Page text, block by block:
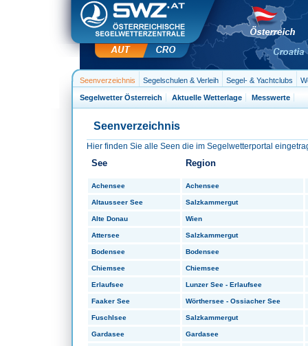
Seenverzeichnis Segelschulen & Verleih Segel- & Yachtclubs
Segelwetter Österreich Aktuelle Wetterlage Messwerte
Seenverzeichnis
Hier finden Sie alle Seen die im Segelwetterportal
See Region
Achensee Achensee
Altausseer See Salzkammergut
Alte Donau Wien
Attersee Salzkammergut
Bodensee Bodensee
Chiemsee Chiemsee
Erlaufsee Lunzer See - Erlaufsee
Faaker See Wörthersee - Ossiacher See
Fuschlsee Salzkammergut
Gardasee Gardasee